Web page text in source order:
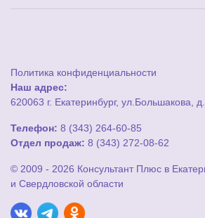
Политика конфиденциальности
Наш адрес:
620063 г. Екатеринбург, ул.Большакова,
Телефон: 8 (343) 264-60-85
Отдел продаж: 8 (343) 272-08-62
© 2009 - 2026 Консультант Плюс в
и Свердловской области